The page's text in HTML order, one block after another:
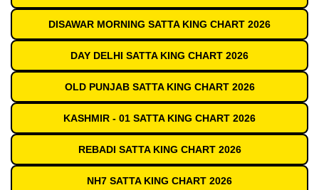
DISAWAR MORNING SATTA KING CHART 2026
DAY DELHI SATTA KING CHART 2026
OLD PUNJAB SATTA KING CHART 2026
KASHMIR - 01 SATTA KING CHART 2026
REBADI SATTA KING CHART 2026
NH7 SATTA KING CHART 2026